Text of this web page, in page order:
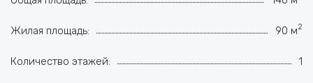
Жилая площадь: 90 м2
Количество этажей: 1